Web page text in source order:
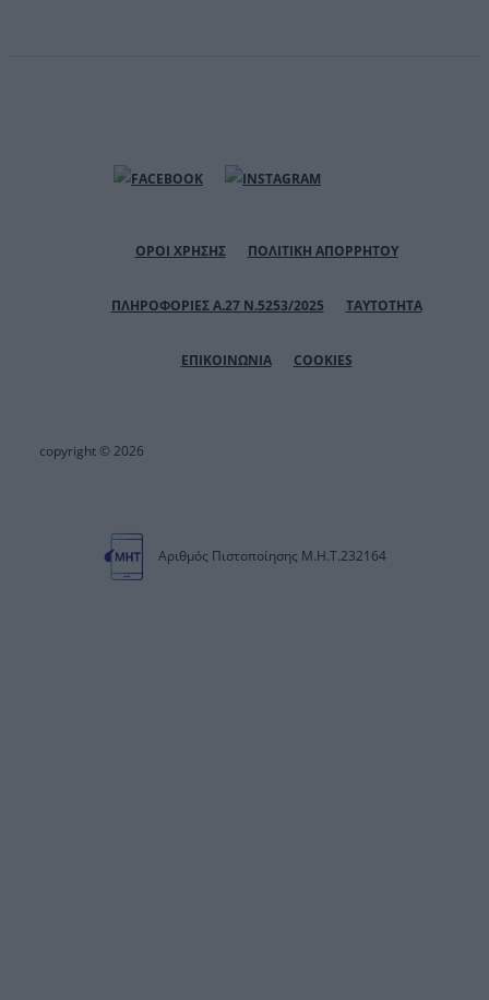
ΟΡΟΙ ΧΡΗΣΗΣ ΠΟΛΙΤΙΚΗ ΑΠΟΡΡΗΤΟΥ
ΠΛΗΡΟΦΟΡΙΕΣ Α.27 Ν.5253/2025 ΤΑΥΤΟΤΗΤΑ
ΕΠΙΚΟΙΝΩΝΙΑ COOKIES
copyright © 2026
Αριθμός Πιστοποίησης Μ.Η.Τ.232164